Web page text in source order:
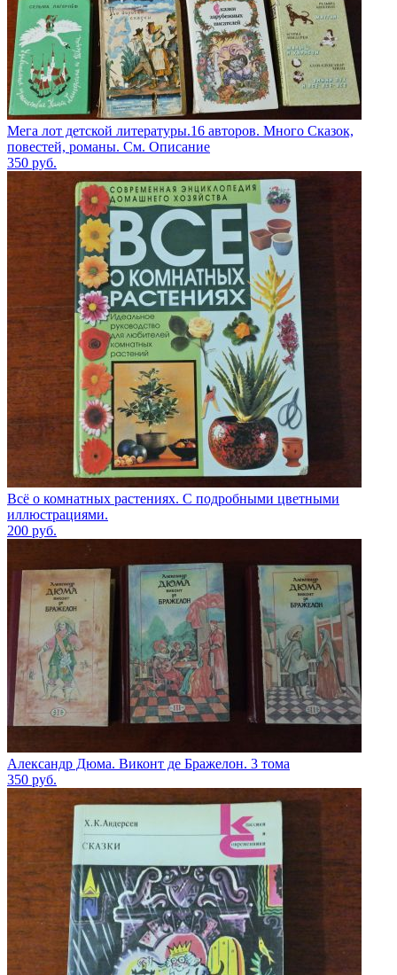
Мега лот детской литературы.16 авторов. Много Сказок,
повестей, романы. См. Описание
350 руб.
Всё о комнатных растениях. С подробными цветными
иллюстрациями.
200 руб.
Александр Дюма. Виконт де Бражелон. 3 тома
350 руб.